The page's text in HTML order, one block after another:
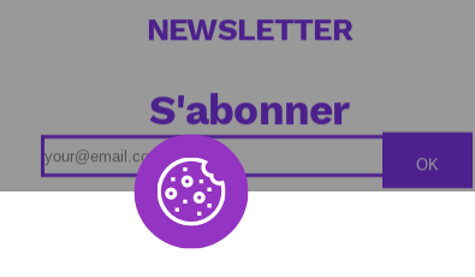
Podcasts
Replays
Grille des émissions
NEWSLETTER
S'abonner
OK